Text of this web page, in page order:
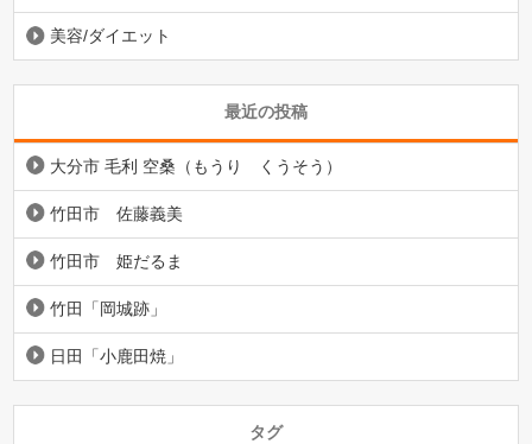
美容/ダイエット
最近の投稿
大分市 毛利 空桑（もうり くうそう）
竹田市 佐藤義美
竹田市 姫だるま
竹田「岡城跡」
日田「小鹿田焼」
タグ